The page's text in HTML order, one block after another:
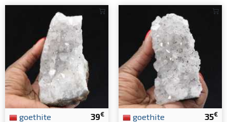
39€
goethite 35€
goethite